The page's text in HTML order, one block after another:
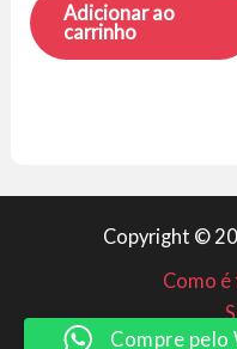
Adicionar ao
carrinho
Copyright ©
Como é
Compre pelo